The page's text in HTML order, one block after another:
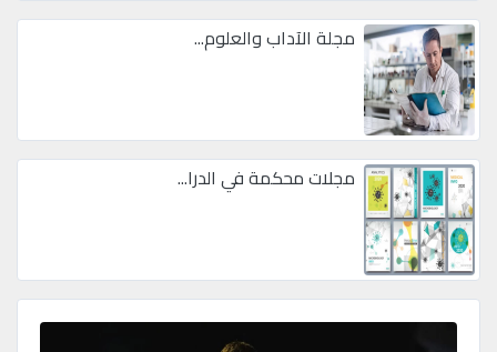
مجلة الآداب والعلوم...
مجلات محكمة في الدرا...